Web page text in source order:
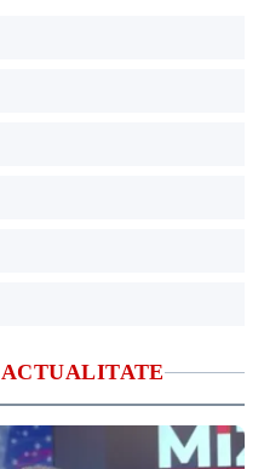
ACTUALITATE